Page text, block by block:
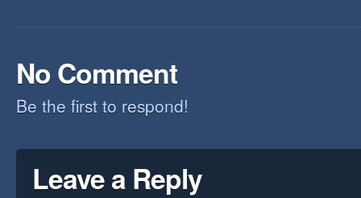
No Comment
Be the first to respond!
Leave a Reply